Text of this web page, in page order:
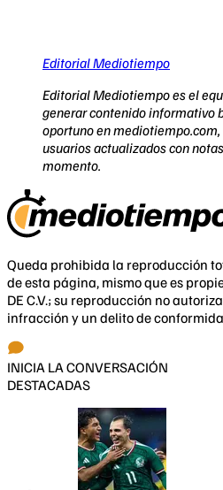
Editorial Mediotiempo
Editorial Mediotiempo es el
generar contenido informativo
oportuno en
usuarios actualizados con
momento.
Queda prohibida la reproducción
de esta página, mismo que es
DE C.V.; su reproducción no
infracción y un delito de
INICIA LA CONVERSACIÓN
DESTACADAS